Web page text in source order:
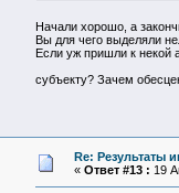
Начали хорошо, а
Вы для чего выделяли
Если уж пришли к некой
субъекту? Зачем
Re: Результаты
« Ответ #13 : 19